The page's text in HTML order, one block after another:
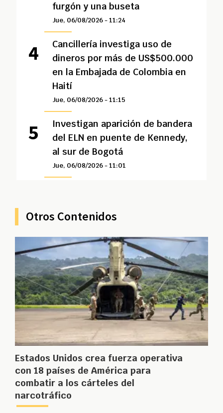
furgón y una buseta
Jue, 06/08/2026 - 11:24
Cancillería investiga uso de
dineros por más de US$500.000
en la Embajada de Colombia en
Haití
Jue, 06/08/2026 - 11:15
Investigan aparición de bandera
del ELN en puente de Kennedy,
al sur de Bogotá
Jue, 06/08/2026 - 11:01
Otros Contenidos
Estados Unidos crea fuerza operativa
con 18 países de América para
combatir a los cárteles del
narcotráfico